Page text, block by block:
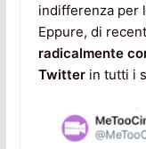
indifferenza per
Eppure, di
radicalmente
Twitterin tutti i